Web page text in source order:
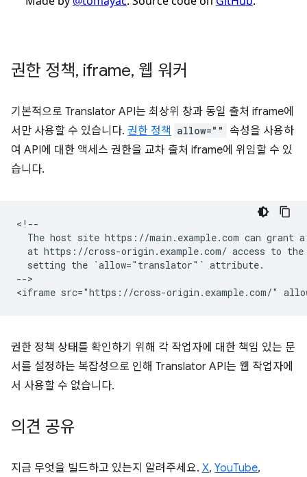
권한 정책, iframe, 웹 워커
기본적으로 Translator API는 최상위 창과 동일 출처 iframe에
서만 사용할 수 있습니다. 권한 정책 allow=""
속성을 사용하
여 API에 대한 액세스 권한을 교차 출처 iframe에 위임할 수 있
습니다.
<!--
The host site https://main.example.com can grant
at https://cross-origin.example.com/ access to
  setting the `allow="translator"` attribute.
-->
권한 정책 상태를 확인하기 위해 각 작업자에 대한 책임 있는 문
서를 설정하는 복잡성으로 인해 Translator API는 웹 작업자에
서 사용할 수 없습니다.
의견 공유
지금 무엇을 빌드하고 있는지 알려주세요. X, YouTube,